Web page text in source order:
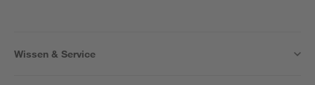
Wissen & Service